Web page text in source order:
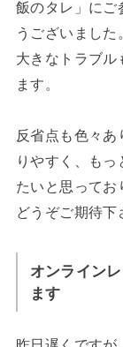
飯のタレ」にご
うございました
大きなトラブル
ます。
反省点も色々
りやすく、も
たいと思ってお
どうぞご期待下
オンライン
ます